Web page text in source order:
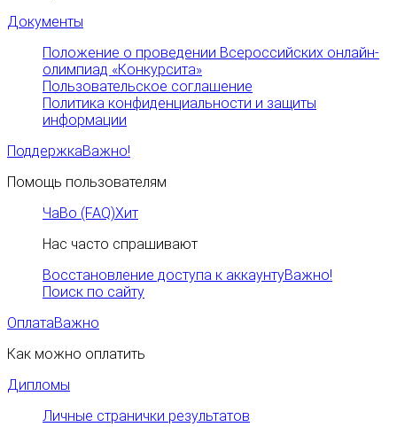
Документы
Положение о проведении Всероссийских онлайн-
олимпиад «Конкурсита»
Пользовательское соглашение
Политика конфиденциальности и защиты
информации
ПоддержкаВажно!
Помощь пользователям
ЧаВо (FAQ)Хит
Нас часто спрашивают
Восстановление доступа к аккаунтуВажно!
Поиск по сайту
ОплатаВажно
Как можно оплатить
Дипломы
Личные странички результатов